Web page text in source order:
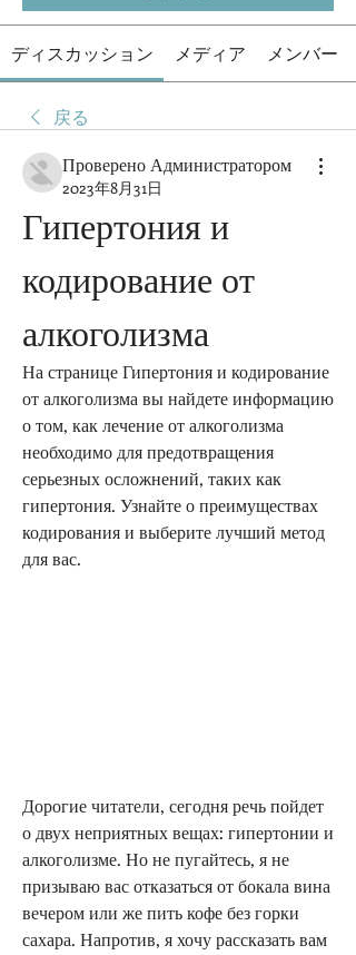
ディスカッション メディア メンバー
戻る
Проверено Администратором
2023年8月31日
Гипертония и
кодирование от
алкоголизма
На странице Гипертония и кодирование
от алкоголизма вы найдете информацию
о том, как лечение от алкоголизма
необходимо для предотвращения
серьезных осложнений, таких как
гипертония. Узнайте о преимуществах
кодирования и выберите лучший метод
для вас.
Дорогие читатели, сегодня речь пойдет
о двух неприятных вещах: гипертонии и
алкоголизме. Но не пугайтесь, я не
призываю вас отказаться от бокала вина
вечером или же пить кофе без горки
сахара. Напротив, я хочу рассказать вам